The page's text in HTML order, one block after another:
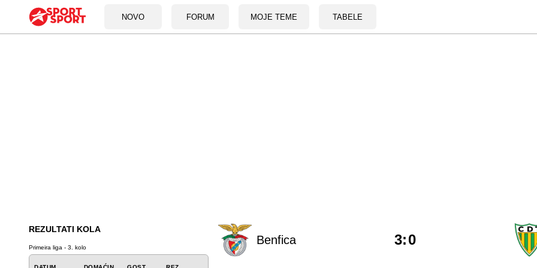
NOVO FORUM MOJE TEME TABELE
REZULTATI KOLA
Primeira liga - 3. kolo
Benfica 3:0